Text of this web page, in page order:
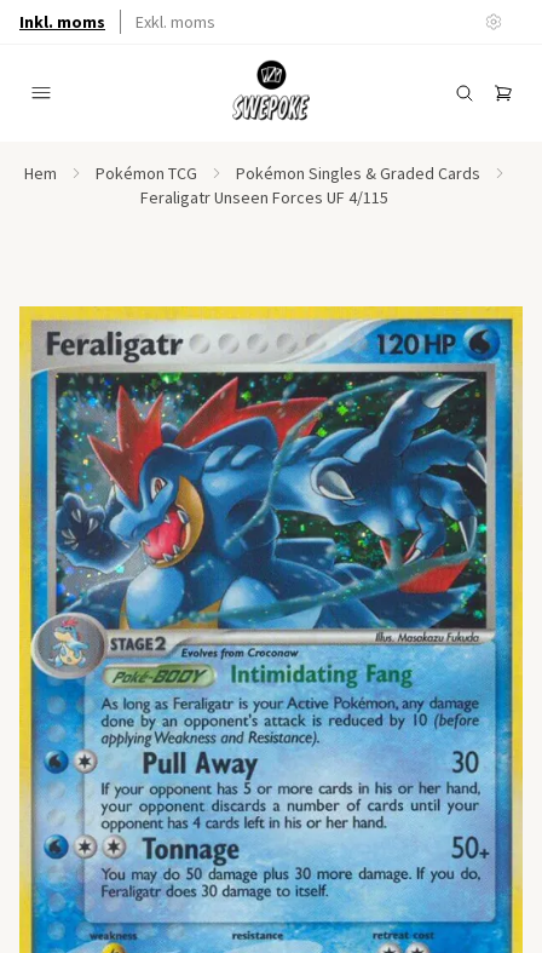
Inkl. moms Exkl. moms
Hem Pokémon TCG
Pokémon Singles & Graded Cards
Feraligatr Unseen Forces UF 4/115